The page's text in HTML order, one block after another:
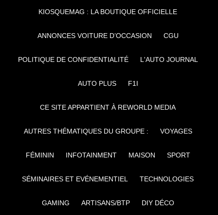
KIOSQUEMAG : LA BOUTIQUE OFFICIELLE
ANNONCES VOITURE D’OCCASION CGU
POLITIQUE DE CONFIDENTIALITÉ L'AUTO JOURNAL
AUTO PLUS F1I
CE SITE APPARTIENT À REWORLD MEDIA
AUTRES THÉMATIQUES DU GROUPE : VOYAGES
FÉMININ INFOTAINMENT MAISON SPORT
SÉMINAIRES ET EVÉNEMENTIEL TECHNOLOGIES
GAMING ARTISANS/BTP DIY DÉCO